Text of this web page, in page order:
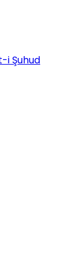
i Şuhud